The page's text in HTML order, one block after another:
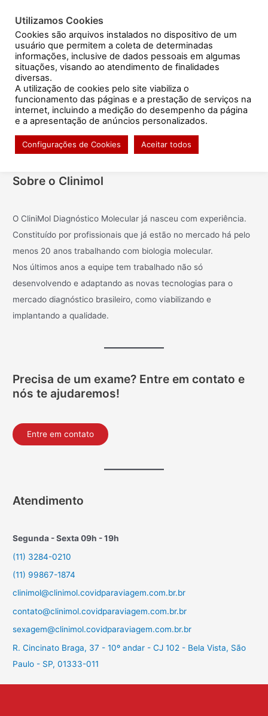
para
conteúdo
Resultado de exames
Billy Redstone
navigation
Person anterior Person seguinte
Sobre o Clinimol
O CliniMol Diagnóstico Molecular já nasceu com experiência.
Constituído por profissionais que já estão no mercado há pelo
menos 20 anos trabalhando com biologia molecular.
Nos últimos anos a equipe tem trabalhado não só
desenvolvendo e adaptando as novas tecnologias para o
mercado diagnóstico brasileiro, como viabilizando e
implantando a qualidade.
Precisa de um exame? Entre em contato e
nós te ajudaremos!
Entre em contato
Atendimento
Segunda - Sexta 09h - 19h
(11) 3284-0210
(11) 99867-1874
clinimol@clinimol.covidparaviagem.com.br.br
contato@clinimol.covidparaviagem.com.br.br
sexagem@clinimol.covidparaviagem.com.br.br
R. Cincinato Braga, 37 - 10º andar - CJ 102 - Bela Vista, São
Paulo - SP, 01333-011
Utilizamos Cookies
Cookies são arquivos instalados no dispositivo de um
usuário que permitem a coleta de determinadas
informações, inclusive de dados pessoais em algumas
situações, visando ao atendimento de finalidades
diversas.
A utilização de cookies pelo site viabiliza o
funcionamento das páginas e a prestação de serviços na
internet, incluindo a medição do desempenho da página
e a apresentação de anúncios personalizados.
Configurações de Cookies Aceitar todos